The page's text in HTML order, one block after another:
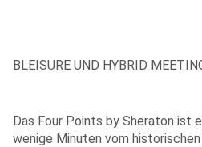
BLEISURE UND HYBRID
Das Four Points by Sheraton ist
wenige Minuten vom